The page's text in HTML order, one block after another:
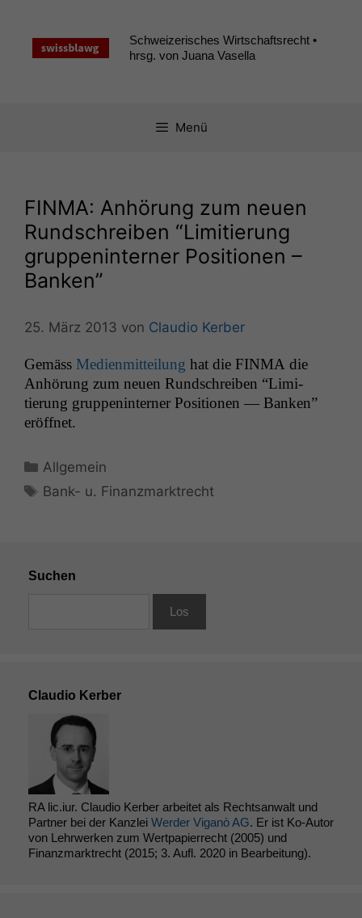
springen
Schweizerisches Wirtschaftsrecht •
hrsg. von Juana Vasella
Menü
FINMA: Anhörung zum neuen
Rundschreiben “Limitierung
gruppeninterner Positionen –
Banken”
25. März 2013 von Claudio Kerber
Gemäss Medi­en­mit­teilung hat die FINMA die
Anhörung zum neuen Rund­schreiben “Lim­i­
tierung grup­pen­in­tern­er Posi­tio­nen — Banken”
eröffnet.
Kategorien
Allgemein
Schlagwörter
Bank- u. Finanzmarktrecht
Suchen
Claudio Kerber
RA lic.iur. Claudio Kerber arbeitet als Rechtsanwalt und
Partner bei der Kanzlei Werder Viganò AG. Er ist Ko-Autor
von Lehrwerken zum Wertpapierrecht (2005) und
Finanzmarktrecht (2015; 3. Aufl. 2020 in Bearbeitung).